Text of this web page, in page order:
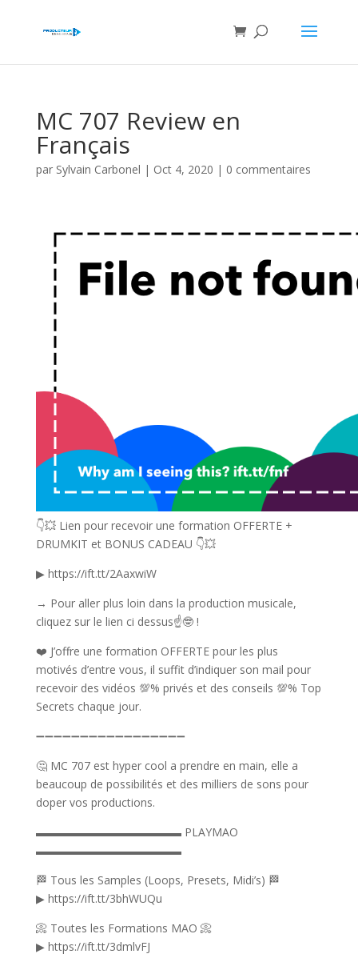
MC 707 Review en
Français
par Sylvain Carbonel | Oct 4, 2020 | 0 commentaires
👇💥 Lien pour recevoir une formation OFFERTE +
DRUMKIT et BONUS CADEAU 👇💥
▶ https://ift.tt/2AaxwiW
→ Pour aller plus loin dans la production musicale,
cliquez sur le lien ci dessus☝️🤓 !
❤️ J’offre une formation OFFERTE pour les plus
motivés d’entre vous, il suffit d’indiquer son mail pour
recevoir des vidéos 💯% privés et des conseils 💯% Top
Secrets chaque jour.
➖➖➖➖➖➖➖➖➖➖➖➖➖➖➖➖➖
🤔 MC 707 est hyper cool a prendre en main, elle a
beaucoup de possibilités et des milliers de sons pour
doper vos productions.
▬▬▬▬▬▬▬▬▬▬▬▬▬ PLAYMAO
▬▬▬▬▬▬▬▬▬▬▬▬▬
🏁 Tous les Samples (Loops, Presets, Midi’s) 🏁
▶ https://ift.tt/3bhWUQu
📀 Toutes les Formations MAO 📀
▶ https://ift.tt/3dmlvFJ